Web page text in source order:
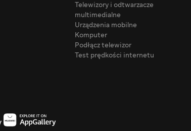
Telewizory i odtwarzacze
multimedialne
Urządzenia mobilne
Komputer
Podłącz telewizor
Test prędkości internetu